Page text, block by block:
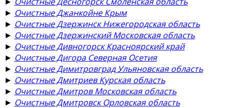
► Очистные Джанкойне Крым
► Очистные Дзержинск Нижегородская область
► Очистные Дзержинский Московская область
► Очистные Дивногорск Красноярский край
► Очистные Дигора Северная Осетия
► Очистные Димитровград Ульяновская область
► Очистные Дмитриев Курская область
► Очистные Дмитров Московская область
► Очистные Дмитровск Орловская область